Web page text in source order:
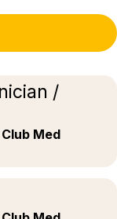
/
Club Med